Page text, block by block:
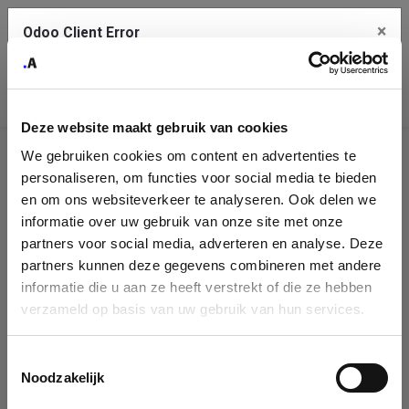
Deze website maakt gebruik van cookies
We gebruiken cookies om content en advertenties te
personaliseren, om functies voor social media te bieden
en om ons websiteverkeer te analyseren. Ook delen we
informatie over uw gebruik van onze site met onze
partners voor social media, adverteren en analyse. Deze
partners kunnen deze gegevens combineren met andere
informatie die u aan ze heeft verstrekt of die ze hebben
verzameld op basis van uw gebruik van hun services.
Noodzakelijk
Company
Identification
Please fill in your company details
You can search a company in our database by name, VAT or
enterprise ID. When a company is selected it will auto-complete the
form. If you don't find your company in our database, you can create
Odoo Client Error ×
service.
See details
Ok